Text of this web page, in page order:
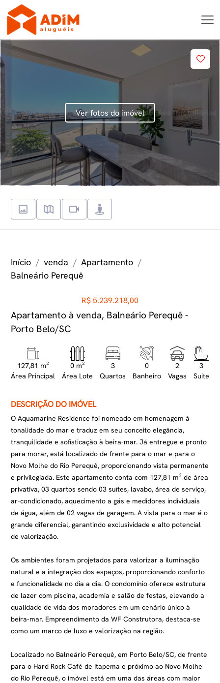
Ver fotos do imóvel
Início venda
Apartamento
Balneário Perequê
R$ 5.239.218,00
Apartamento à venda, Balneário Perequê -
Porto Belo/SC
127,81 m²
Área Principal
0 m²
Área Lote
3
Quartos
0
Banheiro
2
Vagas
3
Suite
DESCRIÇÃO DO IMÓVEL
O Aquamarine Residence foi nomeado em homenagem à
tonalidade do mar e traduz em seu conceito elegância,
tranquilidade e sofisticação à beira-mar. Já entregue e pronto
para morar, está localizado de frente para o mar e para o
Novo Molhe do Rio Perequê, proporcionando vista permanente
e privilegiada. Este apartamento conta com 127,81 m² de área
privativa, 03 quartos sendo 03 suítes, lavabo, área de serviço,
ar-condicionado, aquecimento a gás e medidores individuais
de água, além de 02 vagas de garagem. A vista para o mar é o
grande diferencial, garantindo exclusividade e alto potencial
de valorização.
Os ambientes foram projetados para valorizar a iluminação
natural e a integração dos espaços, proporcionando conforto
e funcionalidade no dia a dia. O condomínio oferece estrutura
de lazer com piscina, academia e salão de festas, elevando a
qualidade de vida dos moradores em um cenário único à
beira-mar. Empreendimento da WF Construtora, destaca-se
como um marco de luxo e valorização na região.
Localizado no Balneário Perequê, em Porto Belo/SC, de frente
para o Hard Rock Café de Itapema e próximo ao Novo Molhe
do Rio Perequê, o imóvel está em uma das áreas com maior